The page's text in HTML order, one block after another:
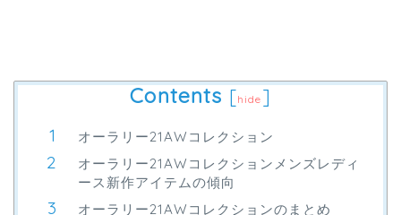
Contents [hide ]
オーラリー21AWコレクション
オーラリー21AWコレクションメンズレディ
ース新作アイテムの傾向
オーラリー21AWコレクションのまとめ